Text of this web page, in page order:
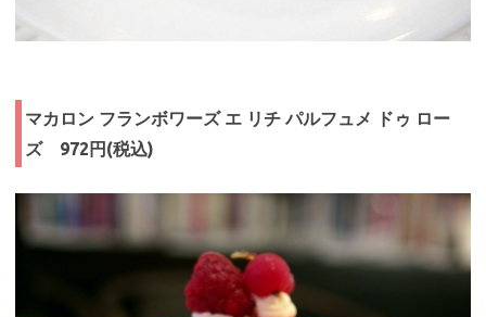
マカロン フランボワーズ エ リチ パルフュメ ドゥ ロー
ズ 972円(税込)